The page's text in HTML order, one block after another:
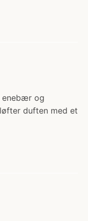
enebær og
duften med et